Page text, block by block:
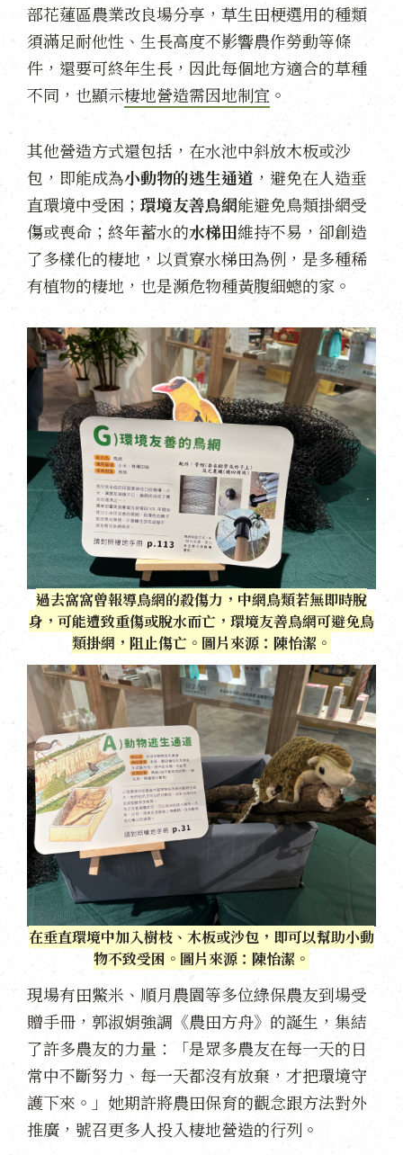
部花蓮區農業改良場分享，草生田梗選用的種類
須滿足耐他性、生長高度不影響農作勞動等條
件，還要可終年生長，因此每個地方適合的草種
不同，也顯示棲地營造需因地制宜 。
其他營造方式還包括，在水池中斜放木板或沙
包，即能成為小動物的逃生通道 ，避免在人造垂
直環境中受困； 環境友善鳥網能避免鳥類掛網受
傷或喪命；終年蓄水的水梯田維持不易，卻創造
了多樣化的棲地，以貢寮水梯田為例，是多種稀
有植物的棲地，也是瀕危物種黃腹細蟌的家。
過去窩窩曾報導鳥網的殺傷力，中網鳥類若無即時脫
身，可能遭致重傷或脫水而亡，環境友善鳥網可避免鳥
類掛網，阻止傷亡。圖片來源：陳怡潔。
在垂直環境中加入樹枝、木板或沙包，即可以幫助小動
物不致受困。圖片來源：陳怡潔。
現場有田鱉米、順月農園等多位綠保農友到場受
贈手冊，郭淑娟強調《農田方舟》的誕生，集結
了許多農友的力量：「是眾多農友在每一天的日
常中不斷努力、每一天都沒有放棄，才把環境守
護下來。」她期許將農田保育的觀念跟方法對外
推廣，號召更多人投入棲地營造的行列。